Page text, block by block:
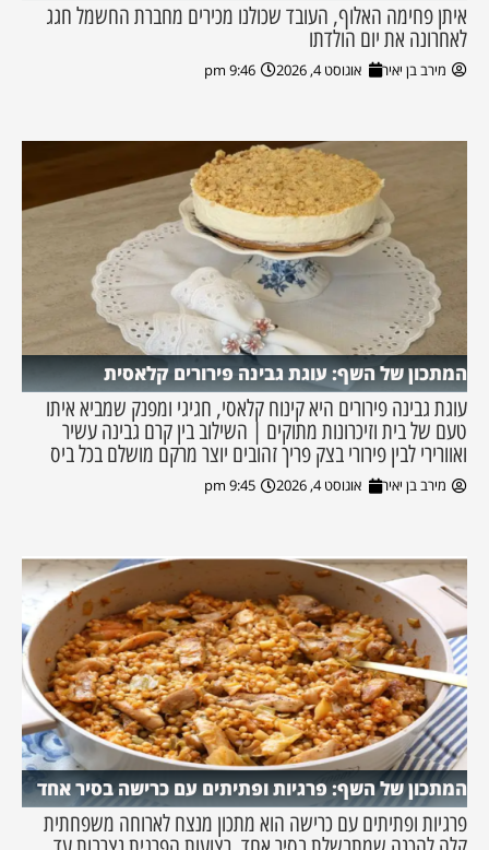
איתן פחימה האלוף, העובד שכולנו מכירים מחברת החשמל חגג
לאחרונה את יום הולדתו
מירב בן יאיר אוגוסט 4, 2026 9:46 pm
המתכון של השף: עוגת גבינה פירורים קלאסית
עוגת גבינה פירורים היא קינוח קלאסי, חגיגי ומפנק שמביא איתו
טעם של בית וזיכרונות מתוקים | השילוב בין קרם גבינה עשיר
ואוורירי לבין פירורי בצק פריך זהובים יוצר מרקם מושלם בכל ביס
מירב בן יאיר אוגוסט 4, 2026 9:45 pm
המתכון של השף: פרגיות ופתיתים עם כרישה בסיר אחד
פרגיות ופתיתים עם כרישה הוא מתכון מנצח לארוחה משפחתית